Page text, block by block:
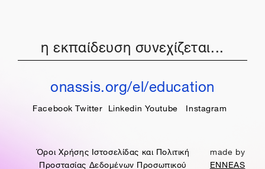
η εκπαίδευση συνεχίζεται...
onassis.org/el/education
Facebook Twitter Linkedin Youtube Instagram
Όροι Χρήσης Ιστοσελίδας και Πολιτική
Προστασίας Δεδομένων Προσωπικού
made by
ENNEAS